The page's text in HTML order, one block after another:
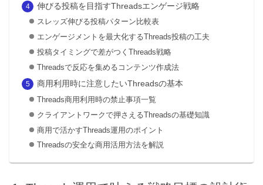
伸びる投稿を目指すThreadsエンゲージ戦略
スレッズ伸びる投稿パターン比較表
エンゲージメントを最大化するThreads投稿の工夫
投稿タイミングで差がつくThreads戦略
Threadsで反応を集めるコンテンツ作成法
商用利用時に注意したいThreadsの基本
Threads商用利用時の禁止事項一覧
クライアントワークで押さえるThreadsの基礎知識
商用で活かすThreads運用のポイント
Threadsの安全な商用活用方法を解説